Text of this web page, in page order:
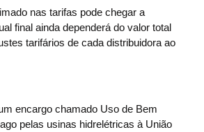
nas tarifas pode chegar a
final ainda dependerá do valor total
tarifários de cada distribuidora ao
encargo chamado Uso de Bem
pelas usinas hidrelétricas à União